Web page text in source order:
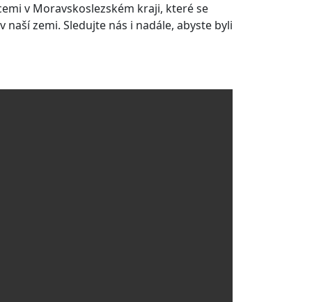
v Moravskoslezském kraji, které se
zemi. Sledujte nás i nadále, abyste byli